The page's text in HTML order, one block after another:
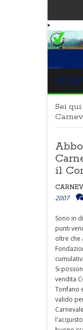
Sei qui:
il
2007
Sono in
punti
oltre che
Si
vendita
Tonfano
valido